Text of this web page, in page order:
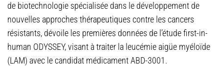
de biotechnologie spécialisée dans le développement de
nouvelles approches thérapeutiques contre les cancers
résistants, dévoile les premières données de l’étude first-in-
human ODYSSEY, visant à traiter la leucémie aigüe myéloïde
(LAM) avec le candidat médicament ABD-3001.